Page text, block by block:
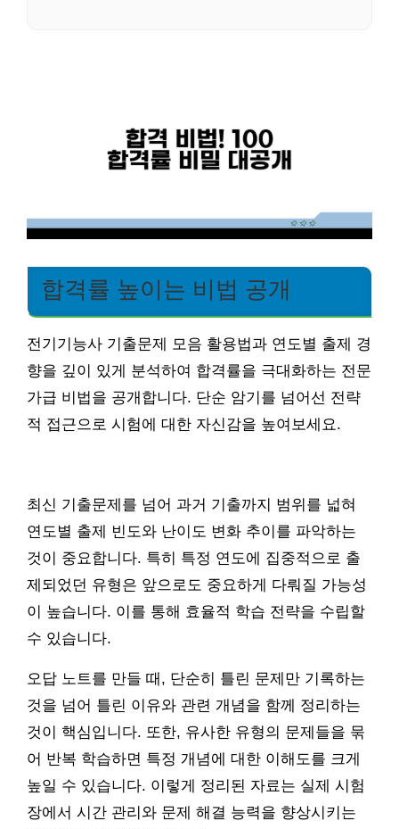
합격률 높이는 비법 공개
전기기능사 기출문제 모음 활용법과 연도별 출제 경
향을 깊이 있게 분석하여 합격률을 극대화하는 전문
가급 비법을 공개합니다. 단순 암기를 넘어선 전략
적 접근으로 시험에 대한 자신감을 높여보세요.
최신 기출문제를 넘어 과거 기출까지 범위를 넓혀
연도별 출제 빈도와 난이도 변화 추이를 파악하는
것이 중요합니다. 특히 특정 연도에 집중적으로 출
제되었던 유형은 앞으로도 중요하게 다뤄질 가능성
이 높습니다. 이를 통해 효율적 학습 전략을 수립할
수 있습니다.
오답 노트를 만들 때, 단순히 틀린 문제만 기록하는
것을 넘어 틀린 이유와 관련 개념을 함께 정리하는
것이 핵심입니다. 또한, 유사한 유형의 문제들을 묶
어 반복 학습하면 특정 개념에 대한 이해도를 크게
높일 수 있습니다. 이렇게 정리된 자료는 실제 시험
장에서 시간 관리와 문제 해결 능력을 향상시키는